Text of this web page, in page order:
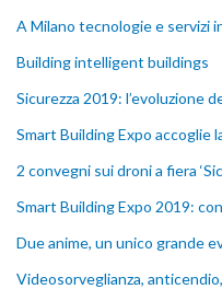
A Milano tecnologie e servizi
Building intelligent buildings
Sicurezza 2019: l’evoluzione
Smart Building Expo accoglie
2 convegni sui droni a fiera
Smart Building Expo 2019:
Due anime, un unico grande
Videosorveglianza,